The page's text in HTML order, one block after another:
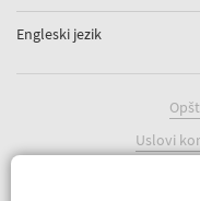
Engleski jezik
Uslovi